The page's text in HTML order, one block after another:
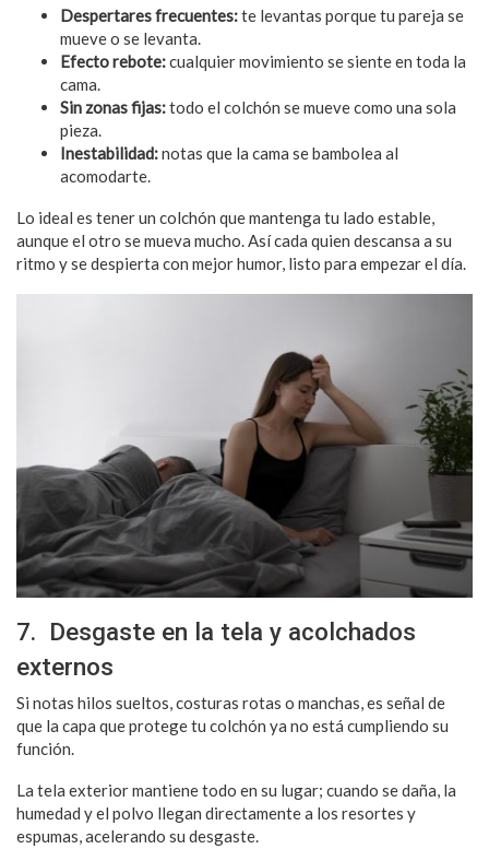
Despertares frecuentes:te levantas porque tu pareja se
mueve o se levanta.
Efecto rebote:cualquier movimiento se siente en toda la
cama.
Sin zonas fijas:todo el colchón se mueve como una sola
pieza.
Inestabilidad:notas que la cama se bambolea al
acomodarte.
Lo ideal es tener un colchón que mantenga tu lado estable,
aunque el otro se mueva mucho. Así cada quien descansa a su
ritmo y se despierta con mejor humor, listo para empezar el día.
7. Desgaste en la tela y acolchados
externos
Si notas hilos sueltos, costuras rotas o manchas, es señal de
que la capa que protege tu colchón ya no está cumpliendo su
función.
La tela exterior mantiene todo en su lugar; cuando se daña, la
humedad y el polvo llegan directamente a los resortes y
espumas, acelerando su desgaste.